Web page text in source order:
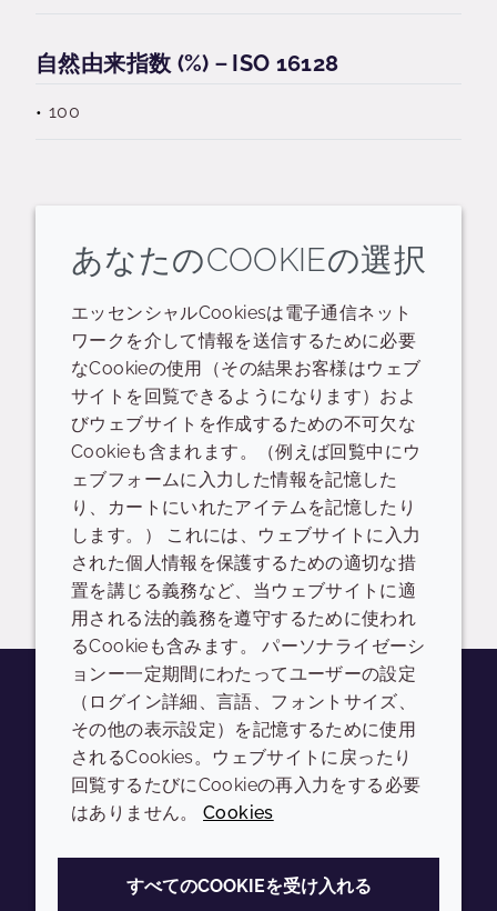
自然由来指数 (%)－ISO 16128
100
関連するリソース
POS Presentation - thematic/trend
プレゼンテーション
Ecodermine™
日本語: 2.2 MB READ DESCRIPTIONS
ログイン/登録 ドロップダウンを切り
YoutubeInstagramLinkedInTiktok
会社
Sustainability Report
LEGAL
プライバシーポリシー
あなたのCOOKIEの選択
エッセンシャルCookiesは電子通信ネット
ワークを介して情報を送信するために必要
なCookieの使用（その結果お客様はウェブ
サイトを回覧できるようになります）およ
びウェブサイトを作成するための不可欠な
Cookieも含まれます。（例えば回覧中にウ
ェブフォームに入力した情報を記憶した
り、カートにいれたアイテムを記憶したり
します。） これには、ウェブサイトに入力
された個人情報を保護するための適切な措
置を講じる義務など、当ウェブサイトに適
用される法的義務を遵守するために使われ
るCookieも含みます。 パーソナライゼーシ
ョンー一定期間にわたってユーザーの設定
（ログイン詳細、言語、フォントサイズ、
その他の表示設定）を記憶するために使用
されるCookies。ウェブサイトに戻ったり
回覧するたびにCookieの再入力をする必要
はありません。Cookies
すべてのCOOKIEを受け入れる